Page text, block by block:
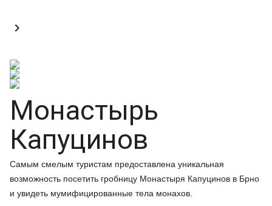

Монастырь
Капуцинов
Самым смелым туристам предоставлена уникальная
возможность посетить гробницу Монастыря Капуцинов в Брно
и увидеть мумифицированные тела монахов.